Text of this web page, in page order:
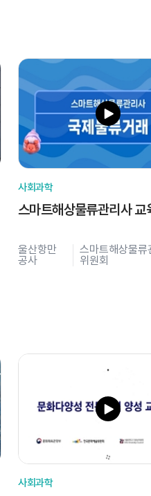
사회과학
스마트해상물류관리사 교
울산항만
공사
스마트해상물류
위원회
사회과학